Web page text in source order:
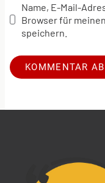
Name, E-Mail-
Browser für
speichern.